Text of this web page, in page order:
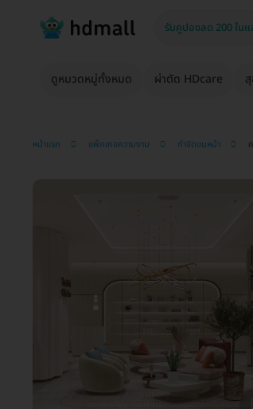
ดูหมวดหมู่ทั้งหมด ผ่าตัด HDcare
หน้าแรก แพ็กเกจความงาม กำจัดขนหน้า